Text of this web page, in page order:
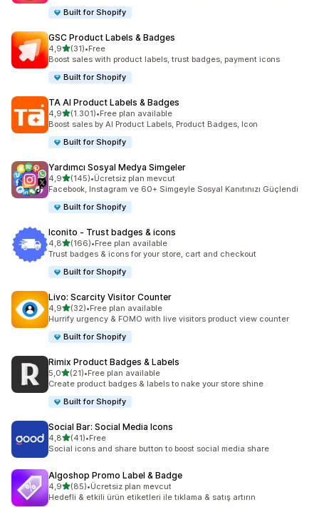
Built for Shopify
GSC Product Labels & Badges
4,95 yıldız üzerinden
(31)
toplam 31 değerlendirme
•Free
Boost sales with product labels, trust badges, payment icons
Built for Shopify
TA AI Product Labels & Badges
4,95 yıldız üzerinden
(1.301)
toplam 1301 değerlendirme
•Free plan available
Boost sales by AI Product Labels, Product Badges, Icon
Built for Shopify
Yardımcı Sosyal Medya Simgeler
4,95 yıldız üzerinden
(145)
toplam 145 değerlendirme
•Ücretsiz plan mevcut
Facebook, Instagram ve 60+ Simgeyle Sosyal Kanıtınızı Güçlendi
Built for Shopify
Iconito ‑ Trust badges & icons
4,85 yıldız üzerinden
(166)
toplam 166 değerlendirme
•Free plan available
Trust badges & icons for your store, cart and checkout
Built for Shopify
Livo: Scarcity Visitor Counter
4,95 yıldız üzerinden
(32)
toplam 32 değerlendirme
•Free plan available
Hurrify urgency & FOMO with live visitors product view counter
Built for Shopify
Rimix Product Badges & Labels
5,05 yıldız üzerinden
(21)
toplam 21 değerlendirme
•Free plan available
Create product badges & labels to nake your store shine
Built for Shopify
Social Bar: Social Media Icons
4,85 yıldız üzerinden
(41)
toplam 41 değerlendirme
•Free
Social icons and share button to boost social media share
Algoshop Promo Label & Badge
4,95 yıldız üzerinden
(85)
toplam 85 değerlendirme
•Ücretsiz plan mevcut
Hedefli & etkili ürün etiketleri ile tıklama & satış artırın